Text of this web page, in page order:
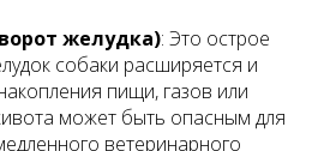
желудка): Это острое
собаки расширяется и
пищи, газов или
может быть опасным для
ветеринарного